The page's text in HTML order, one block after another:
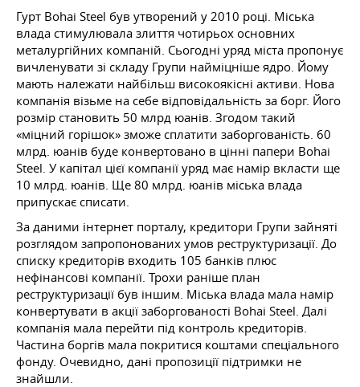
Гурт Bohai Steel був утворений у 2010 році. Міська
влада стимулювала злиття чотирьох основних
металургійних компаній. Сьогодні уряд міста пропонує
вичленувати зі складу Групи найміцніше ядро. Йому
мають належати найбільш високоякісні активи. Нова
компанія візьме на себе відповідальність за борг. Його
розмір становить 50 млрд юанів. Згодом такий
«міцний горішок» зможе сплатити заборгованість. 60
млрд. юанів буде конвертовано в цінні папери Bohai
Steel. У капітал цієї компанії уряд має намір вкласти ще
10 млрд. юанів. Ще 80 млрд. юанів міська влада
припускає списати.
За даними інтернет порталу, кредитори Групи зайняті
розглядом запропонованих умов реструктуризації. До
списку кредиторів входить 105 банків плюс
нефінансові компанії. Трохи раніше план
реструктуризації був іншим. Міська влада мала намір
конвертувати в акції заборгованості Bohai Steel. Далі
компанія мала перейти під контроль кредиторів.
Частина боргів мала покритися коштами спеціального
фонду. Очевидно, дані пропозиції підтримки не
знайшли.